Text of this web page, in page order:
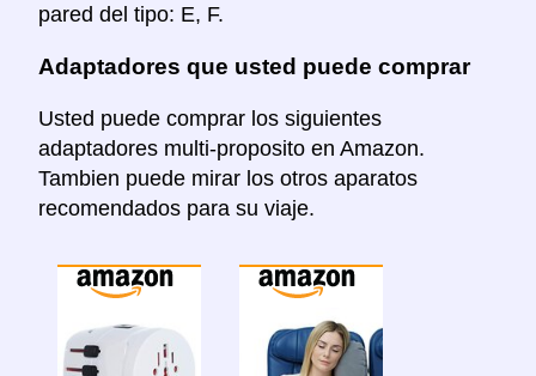
pared del tipo: E, F.
Adaptadores que usted puede comprar
Usted puede comprar los siguientes
adaptadores multi-proposito en Amazon.
Tambien puede mirar los otros aparatos
recomendados para su viaje.